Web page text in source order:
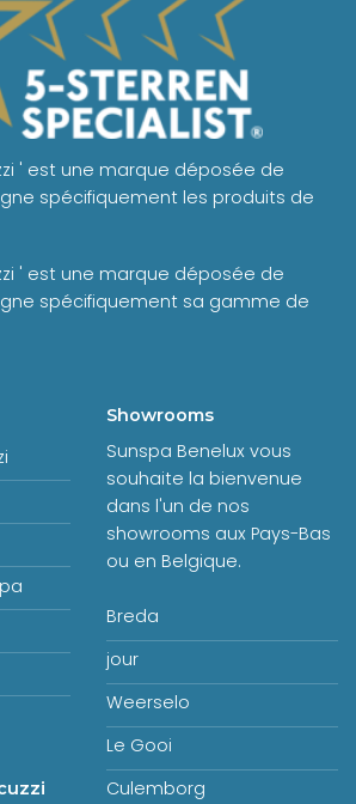
' est une marque déposée de
spécifiquement les produits de
' est une marque déposée de
spécifiquement sa gamme de
Showrooms
Sunspa Benelux vous
souhaite la bienvenue
dans l'un de nos
showrooms aux Pays-Bas
ou en Belgique.
Breda
jour
Weerselo
Le Gooi
Culemborg